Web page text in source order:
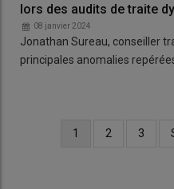
lors des audits de traite
08 janvier 2024
Jonathan Sureau, conseiller
principales anomalies
Page
1 Page
2 Page
3